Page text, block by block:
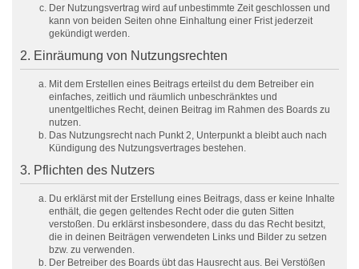
Der Nutzungsvertrag wird auf unbestimmte Zeit geschlossen und
kann von beiden Seiten ohne Einhaltung einer Frist jederzeit
gekündigt werden.
2. Einräumung von Nutzungsrechten
Mit dem Erstellen eines Beitrags erteilst du dem Betreiber ein
einfaches, zeitlich und räumlich unbeschränktes und
unentgeltliches Recht, deinen Beitrag im Rahmen des Boards zu
nutzen.
Das Nutzungsrecht nach Punkt 2, Unterpunkt a bleibt auch nach
Kündigung des Nutzungsvertrages bestehen.
3. Pflichten des Nutzers
Du erklärst mit der Erstellung eines Beitrags, dass er keine Inhalte
enthält, die gegen geltendes Recht oder die guten Sitten
verstoßen. Du erklärst insbesondere, dass du das Recht besitzt,
die in deinen Beiträgen verwendeten Links und Bilder zu setzen
bzw. zu verwenden.
Der Betreiber des Boards übt das Hausrecht aus. Bei Verstößen